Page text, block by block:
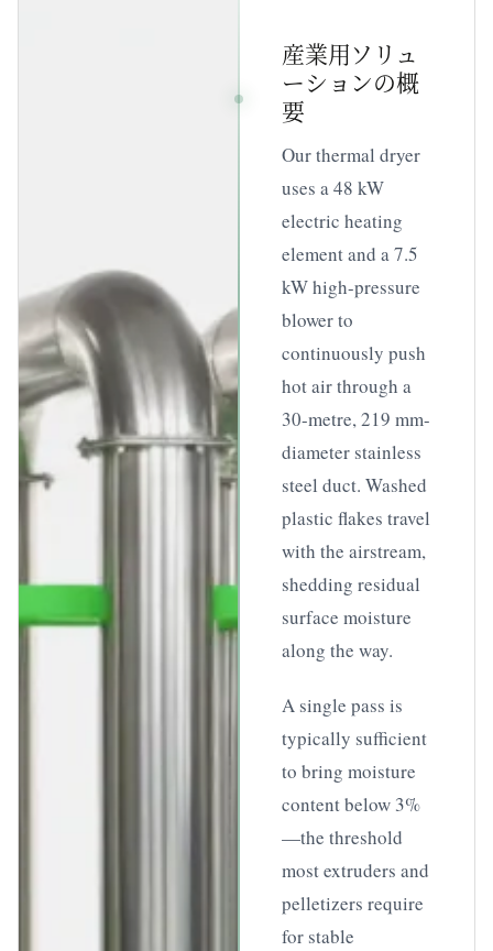
産業用ソリュ
ーションの概
要
Our thermal dryer
uses a 48 kW
electric heating
element and a 7.5
kW high-pressure
blower to
continuously push
hot air through a
30-metre, 219 mm-
diameter stainless
steel duct. Washed
plastic flakes travel
with the airstream,
shedding residual
surface moisture
along the way.
A single pass is
typically sufficient
to bring moisture
content below 3%
—the threshold
most extruders and
pelletizers require
for stable